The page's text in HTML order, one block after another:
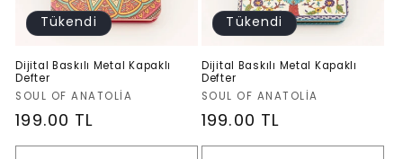
Tükendi
Dijital Baskılı Metal Kapaklı
Defter
Satıcı:
SOUL OF ANATOLIA
Normal
fiyat
199.00 TL
Tükendi
Dijital Baskılı Metal Kapaklı
Defter
Satıcı:
SOUL OF ANATOLIA
Normal
fiyat
199.00 TL